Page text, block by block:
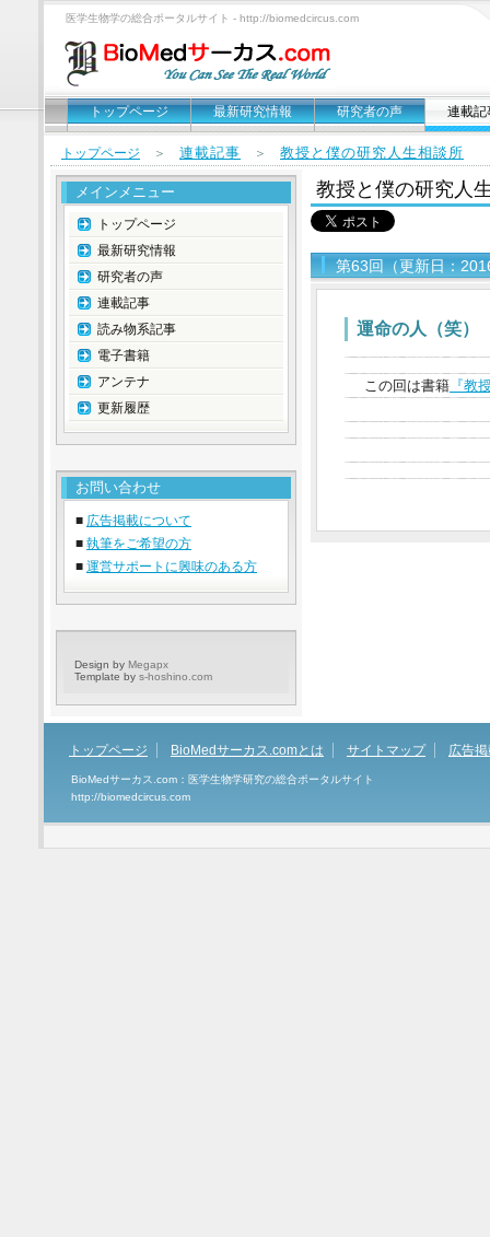
医学生物学の総合ポータルサイト - http://biomedcircus.com
トップページ 最新研究情報 研究者の声 連載記
トップページ ＞ 連載記事 ＞ 教授と僕の研究人生相談所
教授と僕の研究人
第63回（更新日：
運命の人（笑
この回は書籍 『教
メインメニュー
トップページ
最新研究情報
研究者の声
連載記事
読み物系記事
電子書籍
アンテナ
更新履歴
お問い合わせ
■ 広告掲載について
■ 執筆をご希望の方
■ 運営サポートに興味のある方
Design by Megapx
Template by s-hoshino.com
トップページ BioMedサーカス.comとは サイトマップ 広告
BioMedサーカス.com：医学生物学研究の総合ポータルサイト
http://biomedcircus.com